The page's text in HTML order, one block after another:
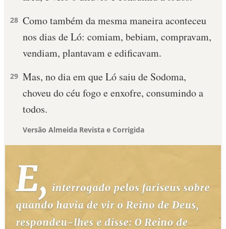
28 Como também da mesma maneira aconteceu
nos dias de Ló: comiam, bebiam, compravam,
vendiam, plantavam e edificavam.
29 Mas, no dia em que Ló saiu de Sodoma,
choveu do céu fogo e enxofre, consumindo a
todos.
Versão Almeida Revista e Corrigida